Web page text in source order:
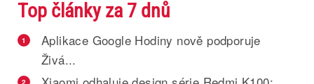
Top články za 7 dnů
1
Aplikace Google Hodiny nově podporuje
Živá...
2